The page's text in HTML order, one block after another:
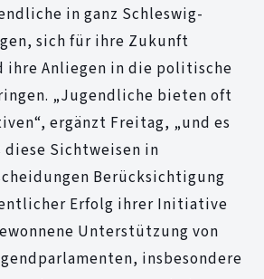
in ganz Schleswig-
sich für ihre Zukunft
ihre Anliegen in die politische
„Jugendliche bieten oft
ergänzt Freitag, „und es
Sichtweisen in
Berücksichtigung
Erfolg ihrer Initiative
Unterstützung von
insbesondere